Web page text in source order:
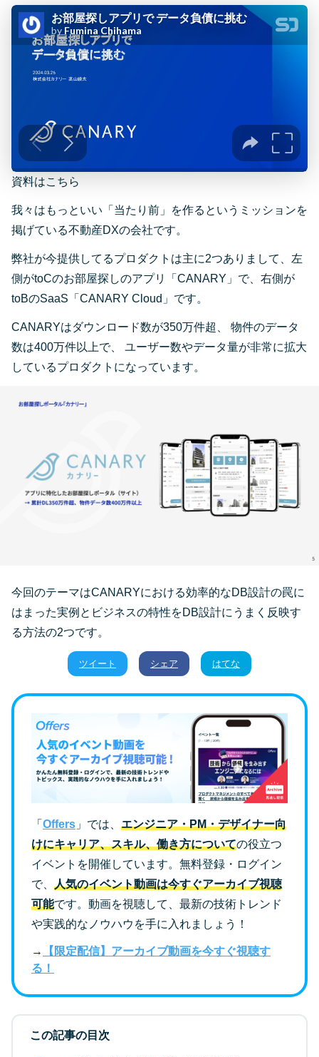
資料はこちら
我々はもっといい「当たり前」を作るというミッションを
掲げている不動産DXの会社です。
弊社が今提供してるプロダクトは主に2つありまして、左
側がtoCのお部屋探しのアプリ「CANARY」で、右側が
toBのSaaS「CANARY Cloud」です。
CANARYはダウンロード数が350万件超、 物件のデータ
数は400万件以上で、 ユーザー数やデータ量が非常に拡大
しているプロダクトになっています。
今回のテーマはCANARYにおける効率的なDB設計の罠に
はまった実例とビジネスの特性をDB設計にうまく反映す
る方法の2つです。
ツイート シェア はてな
「 Offers 」では、 エンジニア・PM・デザイナー向
けにキャリア、スキル、働き方についての役立つ
イベントを開催しています。無料登録・ログイン
で、 人気のイベント動画は今すぐアーカイブ視聴
可能です。動画を視聴して、最新の技術トレンド
や実践的なノウハウを手に入れましょう！
→
【限定配信】アーカイブ動画を今すぐ視聴す
る！
この記事の目次